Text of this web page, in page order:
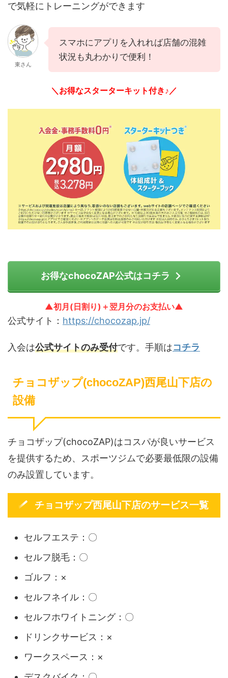
で気軽にトレーニングができます
東さん
スマホにアプリを入れれば店舗の混雑
状況も丸わかりで便利！
＼お得なスターターキット付き♪／
お得なchocoZAP公式はコチラ
▲初月(日割り)＋翌月分のお支払い▲
公式サイト： https://chocozap.jp/
入会は公式サイトのみ受付です。手順はコチラ
チョコザップ(chocoZAP)西尾山下店の
設備
チョコザップ(chocoZAP)はコスパが良いサービス
を提供するため、スポーツジムで必要最低限の設備
のみ設置しています。
チョコザップ西尾山下店のサービス一覧
セルフエステ：〇
セルフ脱毛：〇
ゴルフ：×
セルフネイル：〇
セルフホワイトニング：〇
ドリンクサービス：×
ワークスペース：×